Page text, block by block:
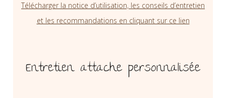
Télécharger la notice d’utilisation, les conseils d’entretien
et les recommandations en cliquant sur ce lien
Entretien attache personnalisée